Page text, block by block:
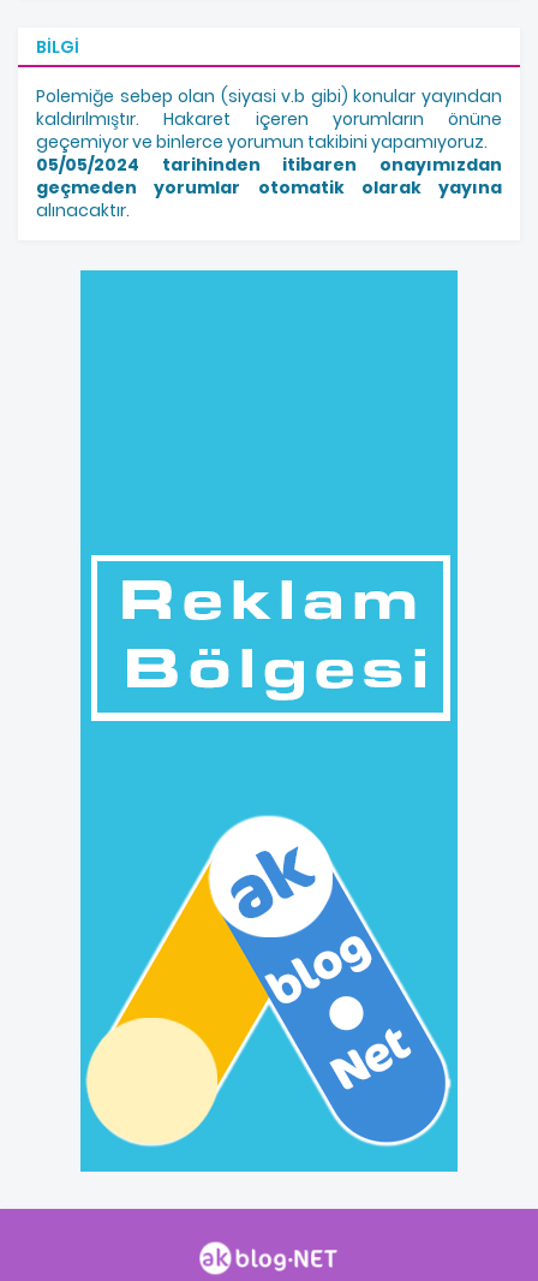
BILGI
Polemiğe sebep olan (siyasi v.b gibi) konular yayından
kaldırılmıştır. Hakaret içeren yorumların önüne
geçemiyor ve binlerce yorumun takibini yapamıyoruz.
05/05/2024 tarihinden itibaren onayımızdan
geçmeden yorumlar otomatik olarak yayına
alınacaktır.